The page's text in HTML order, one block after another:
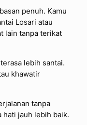
penuh. Kamu
Losari atau
lain tanpa terikat
lebih santai.
khawatir
tanpa
hati jauh lebih baik.